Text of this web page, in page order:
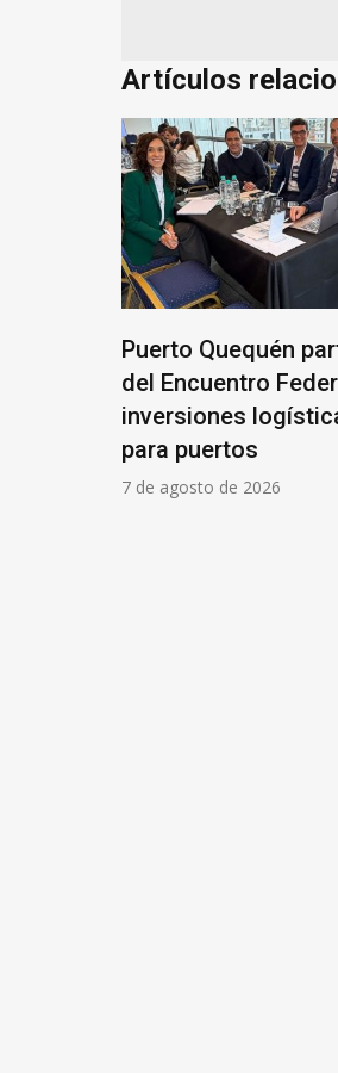
Artículos
participó
Federal de
logísticas
Prácticas
Puerto
7 de agosto de